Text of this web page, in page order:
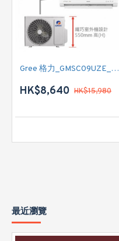
Gree 格力_GMSC09UZE_GMSC12UZE_GMSC18UZC_R32 掛牆變頻式1拖2分體冷氣機 (淨冷型)
HK$8,640 HK$15,980
最近瀏覽